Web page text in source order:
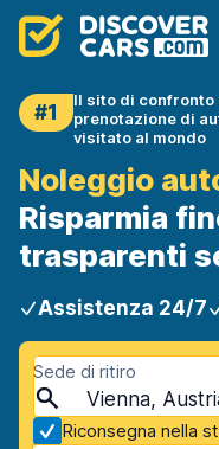
#1
Il sito di confronto
prenotazione di
visitato al mondo
Noleggio
Risparmia
trasparenti
Assistenza 24/7
Sede di ritiro
Vienna,
Riconsegna nella